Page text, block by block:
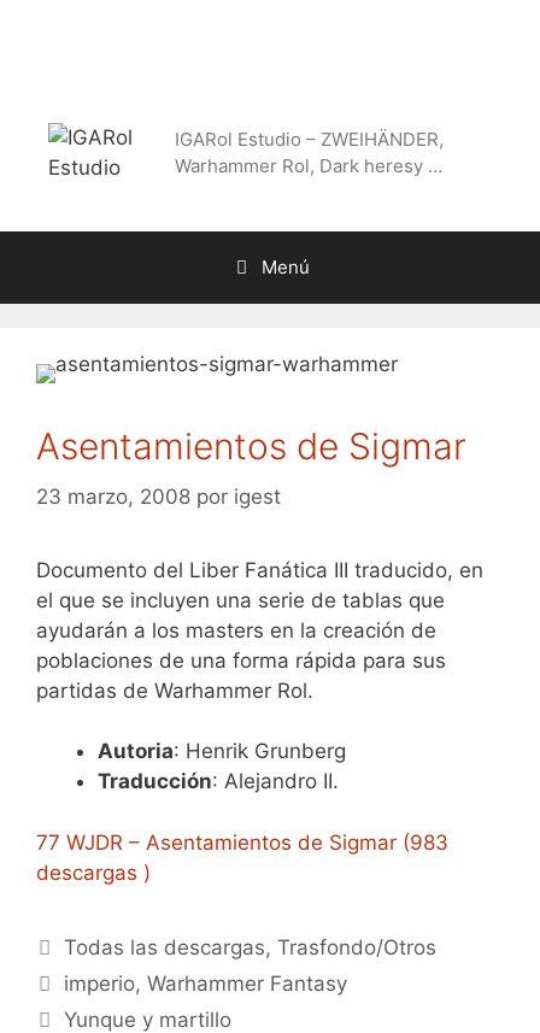
IGARol Estudio – ZWEIHÄNDER,
Warhammer Rol, Dark heresy …
Menú
Asentamientos de Sigmar
23 marzo, 2008 por igest
Documento del Liber Fanática III traducido, en
el que se incluyen una serie de tablas que
ayudarán a los masters en la creación de
poblaciones de una forma rápida para sus
partidas de Warhammer Rol.
Autoria: Henrik Grunberg
Traducción: Alejandro II.
77 WJDR – Asentamientos de Sigmar (983
descargas )
Categorías
Todas las descargas,Trasfondo/Otros
Etiquetas
imperio,Warhammer Fantasy
Yunque y martillo